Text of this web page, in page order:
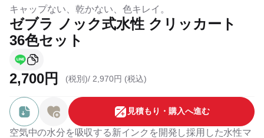
キャップない、乾かない、色キレイ。
ゼブラ ノック式水性 クリッカート
36色セット
2,700円 (税別)/ 2,970円 (税込)
空気中の水分を吸収する新インクを開発し採用した水性マ
⾒積もり・購⼊へ進む